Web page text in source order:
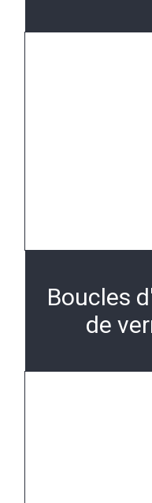
Boucles
de